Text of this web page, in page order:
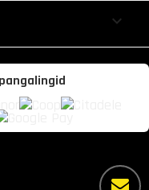
keyboard_arrow_down